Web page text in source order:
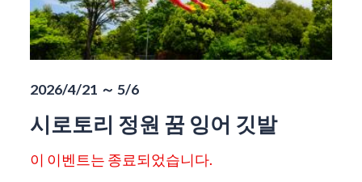
2026/4/21 ～ 5/6
시로토리 정원 꿈 잉어 깃발
이 이벤트는 종료되었습니다.